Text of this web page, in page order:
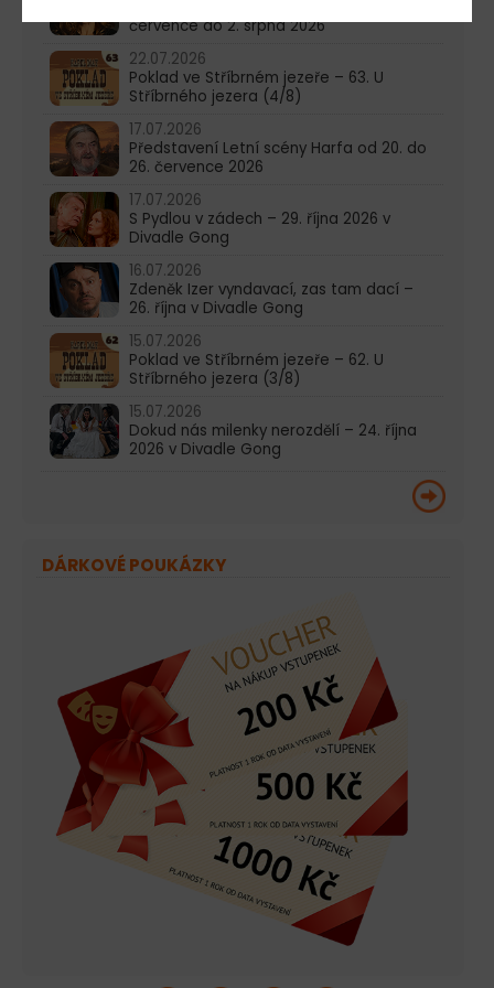
července do 2. srpna 2026
22.07.2026
Poklad ve Stříbrném jezeře – 63. U
Stříbrného jezera (4/8)
17.07.2026
Představení Letní scény Harfa od 20. do
26. července 2026
17.07.2026
S Pydlou v zádech – 29. října 2026 v
Divadle Gong
16.07.2026
Zdeněk Izer vyndavací, zas tam dací –
26. října v Divadle Gong
15.07.2026
Poklad ve Stříbrném jezeře – 62. U
Stříbrného jezera (3/8)
15.07.2026
Dokud nás milenky nerozdělí – 24. října
2026 v Divadle Gong
DÁRKOVÉ POUKÁZKY